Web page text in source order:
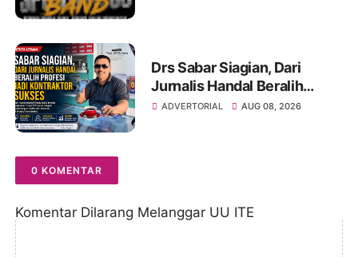
2
Drs Sabar Siagian, Dari
Jurnalis Handal Beralih
Profesi Jadi Kontraktor
ADVERTORIAL AUG 08, 2026
0 KOMENTAR
Komentar Dilarang Melanggar UU ITE